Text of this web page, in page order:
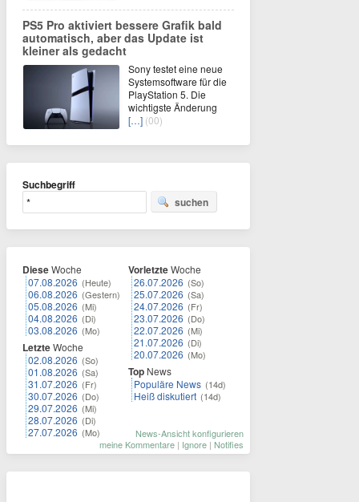
PS5 Pro aktiviert bessere Grafik bald
automatisch, aber das Update ist
kleiner als gedacht
Sony testet eine neue
Systemsoftware für die
PlayStation 5. Die
wichtigste Änderung
[…] (00)
Suchbegriff
suchen
DieseWoche
07.08.2026 (Heute)
06.08.2026 (Gestern)
05.08.2026 (Mi)
04.08.2026 (Di)
03.08.2026 (Mo)
LetzteWoche
02.08.2026 (So)
01.08.2026 (Sa)
31.07.2026 (Fr)
30.07.2026 (Do)
29.07.2026 (Mi)
28.07.2026 (Di)
27.07.2026 (Mo)
VorletzteWoche
26.07.2026 (So)
25.07.2026 (Sa)
24.07.2026 (Fr)
23.07.2026 (Do)
22.07.2026 (Mi)
21.07.2026 (Di)
20.07.2026 (Mo)
Top News
Populäre News (14d)
Heiß diskutiert (14d)
News-Ansicht konfigurieren
meine Kommentare | Ignore | Notifies